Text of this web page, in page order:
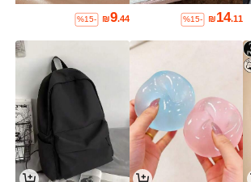
₪14.11
%15-
₪9.44
%15-